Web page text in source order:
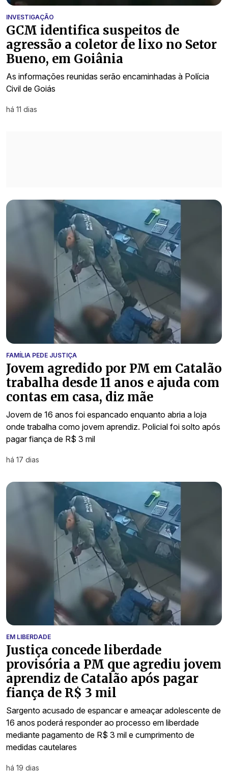
INVESTIGAÇÃO
GCM identifica suspeitos de
agressão a coletor de lixo no Setor
Bueno, em Goiânia
As informações reunidas serão encaminhadas à Polícia
Civil de Goiás
há 11 dias
FAMÍLIA PEDE JUSTIÇA
Jovem agredido por PM em Catalão
trabalha desde 11 anos e ajuda com
contas em casa, diz mãe
Jovem de 16 anos foi espancado enquanto abria a loja
onde trabalha como jovem aprendiz. Policial foi solto após
pagar fiança de R$ 3 mil
há 17 dias
EM LIBERDADE
Justiça concede liberdade
provisória a PM que agrediu jovem
aprendiz de Catalão após pagar
fiança de R$ 3 mil
Sargento acusado de espancar e ameaçar adolescente de
16 anos poderá responder ao processo em liberdade
mediante pagamento de R$ 3 mil e cumprimento de
medidas cautelares
há 19 dias